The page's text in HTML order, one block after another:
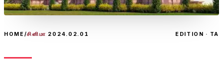
HOME/சினிமா 2024.02.01 EDITION · TA